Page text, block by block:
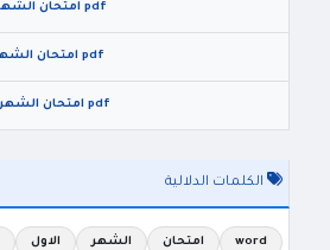
pdf امتحان الشهر الثاني مادة التربية المهنية للصف التاسع الفصل الثاني 2026
pdf امتحان الشهر الثاني مادة التربية المهنية للصف الثامن الفصل الثاني 2026
pdf امتحان الشهر الثاني مادة التربية المهنية للصف الخامس الفصل الثاني 2026
الكلمات الدلالية
word امتحان الشهر الاول